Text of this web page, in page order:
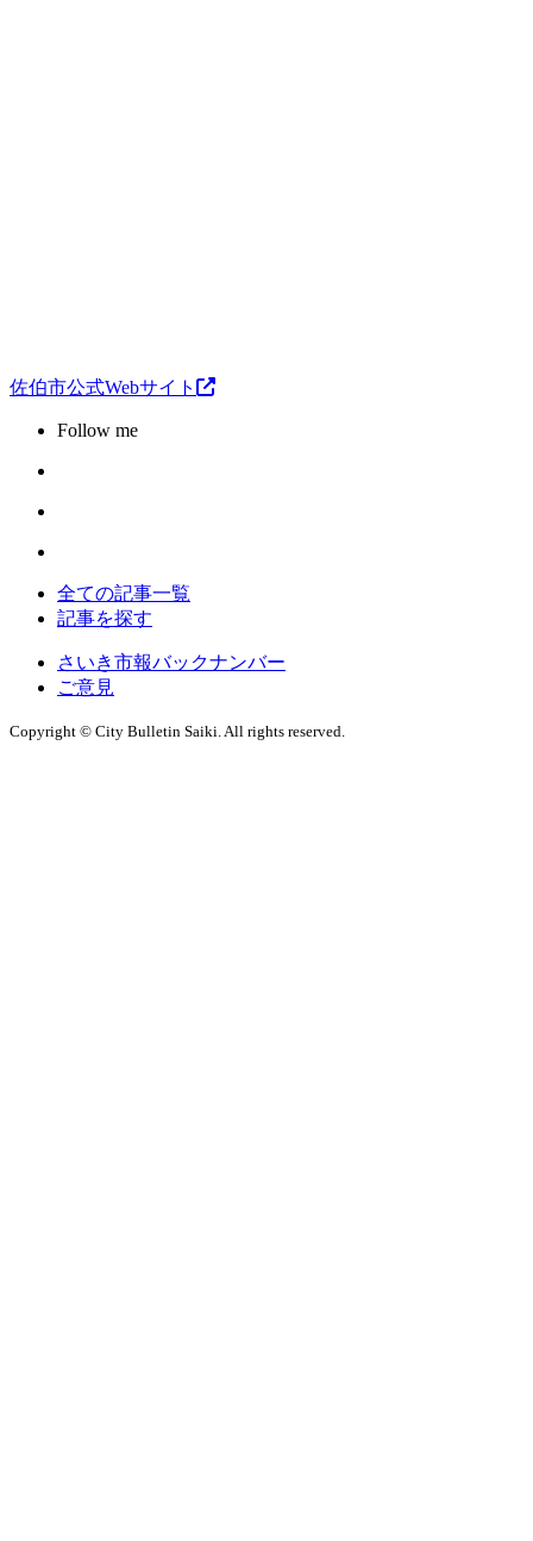
佐伯市公式Webサイト
Follow me
全ての記事一覧
記事を探す
さいき市報バックナンバー
ご意見
Copyright © City Bulletin Saiki. All rights reserved.